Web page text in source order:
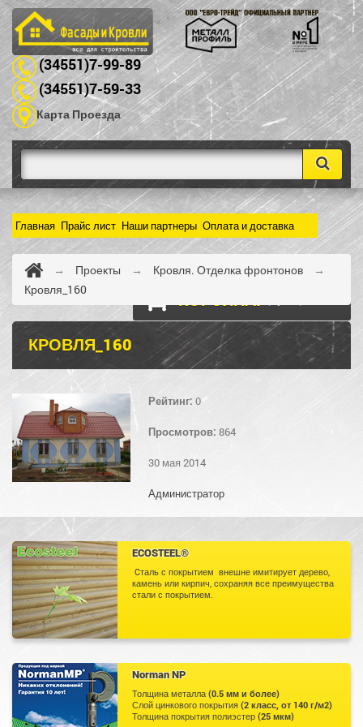
(34551)7-99-89
(34551)7-59-33
Карта Проезда
Главная Прайс лист Наши партнеры Оплата и доставка
→ Проекты → Кровля. Отделка фронтонов
→
Кровля_160
КРОВЛЯ_160
Рейтинг: 0
Просмотров: 864
30 мая 2014
Администратор
ECOSTEEL®
Cталь с покрытием внешне имитирует дерево,
камень или кирпич, сохраняя все преимущества
стали с покрытием.
Norman NP
Толщина металла (0.5 мм и более)
Слой цинкового покрытия (2 класс, от 140 г/м2)
Толщина покрытия полиэстер (25 мкм)